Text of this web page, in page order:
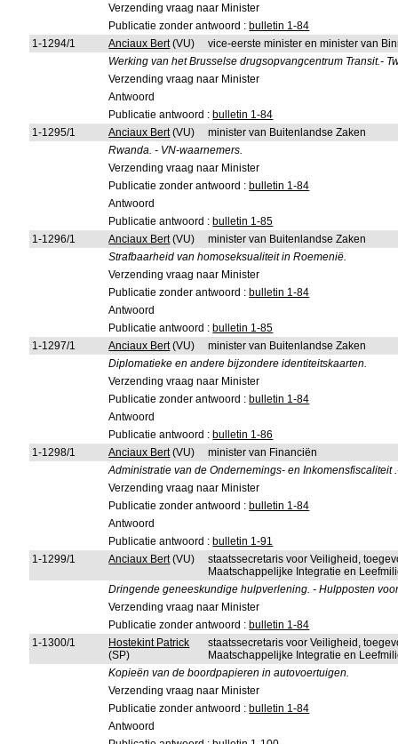
Verzending vraag naar Minister
Publicatie zonder antwoord : bulletin 1-84
1-1294/1
Anciaux Bert(VU)
vice-eerste minister en minister van
Werking van het Brusselse drugsopvangcentrum Transit.-
Verzending vraag naar Minister
Antwoord
Publicatie antwoord : bulletin 1-84
1-1295/1
Anciaux Bert(VU)
minister van Buitenlandse Zaken
Rwanda. - VN-waarnemers.
Verzending vraag naar Minister
Publicatie zonder antwoord : bulletin 1-84
Antwoord
Publicatie antwoord : bulletin 1-85
1-1296/1
Anciaux Bert(VU)
minister van Buitenlandse Zaken
Strafbaarheid van homoseksualiteit in Roemenië.
Verzending vraag naar Minister
Publicatie zonder antwoord : bulletin 1-84
Antwoord
Publicatie antwoord : bulletin 1-85
1-1297/1
Anciaux Bert(VU)
minister van Buitenlandse Zaken
Diplomatieke en andere bijzondere identiteitskaarten.
Verzending vraag naar Minister
Publicatie zonder antwoord : bulletin 1-84
Antwoord
Publicatie antwoord : bulletin 1-86
1-1298/1
Anciaux Bert(VU)
minister van Financiën
Administratie van de Ondernemings- en Inkomensfiscaliteit
Verzending vraag naar Minister
Publicatie zonder antwoord : bulletin 1-84
Antwoord
Publicatie antwoord : bulletin 1-91
1-1299/1
Anciaux Bert(VU)
staatssecretaris voor Veiligheid,
Maatschappelijke Integratie en
Dringende geneeskundige hulpverlening. - Hulpposten
Verzending vraag naar Minister
Publicatie zonder antwoord : bulletin 1-84
1-1300/1
Hostekint Patrick
(SP)
staatssecretaris voor Veiligheid,
Maatschappelijke Integratie en
Kopieën van de boordpapieren in autovoertuigen.
Verzending vraag naar Minister
Publicatie zonder antwoord : bulletin 1-84
Antwoord